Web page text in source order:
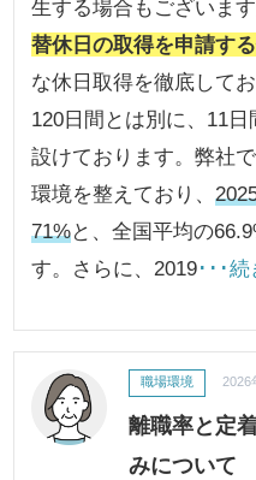
生する場合もございま
替休日の取得を申請す
な休日取得を徹底して
120日間とは別に、11
設けております。弊社
環境を整えており、
71%と、全国平均の
す。さらに、2019･･･
離職率と定
みについて
職場環境 2026